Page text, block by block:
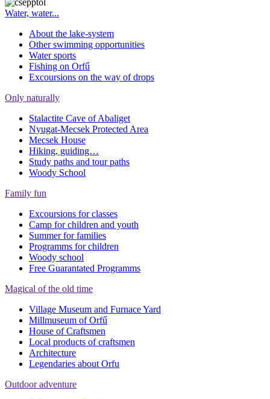
Water, water...
About the lake-system
Other swimming opportunities
Water sports
Fishing on Orfű
Excoursions on the way of drops
Only naturally
Stalactite Cave of Abaliget
Nyugat-Mecsek Protected Area
Mecsek House
Hiking, guiding…
Study paths and tour paths
Woody School
Family fun
Excoursions for classes
Camp for children and youth
Summer for families
Programms for children
Woody school
Free Guarantated Programms
Magical of the old time
Village Museum and Furnace Yard
Millmuseum of Orfű
House of Craftsmen
Local products of craftsmen
Architecture
Legendaries about Orfu
Outdoor adventure